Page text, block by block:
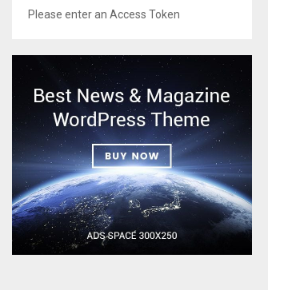
Please enter an Access Token